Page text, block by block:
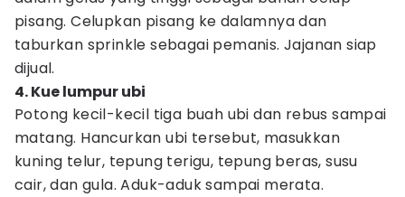
pisang. Celupkan pisang ke dalamnya dan
taburkan sprinkle sebagai pemanis. Jajanan siap
dijual.
4. Kue lumpur ubi
Potong kecil-kecil tiga buah ubi dan rebus sampai
matang. Hancurkan ubi tersebut, masukkan
kuning telur, tepung terigu, tepung beras, susu
cair, dan gula. Aduk-aduk sampai merata.